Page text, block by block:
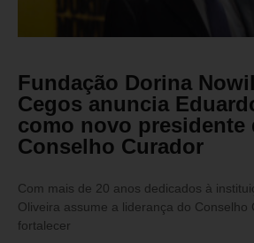
Fundação Dorina
Cegos anuncia
como novo presidente
Conselho Curador
Com mais de 20 anos dedicados à
Oliveira assume a liderança do Conselho
fortalecer